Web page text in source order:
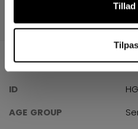
Tillad
Tilpas
PRODUKTBILLEDER
SPECIFIKATIONER
ID
AGE GROUP